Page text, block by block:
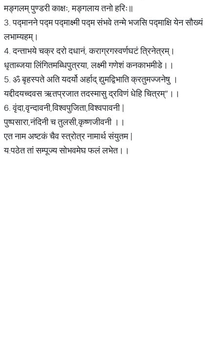
मङ्गलम् पुण्डरी काक्षः, मङ्गलाय तनो हरिः॥
3. पद्मानने पद्म पद्माक्ष्मी पद्म संभवे तन्मे भजसि पद्माक्षि येन सौख्यं
लभाम्यहम्।
4. दन्ताभये चक्र दरो दधानं, कराग्रगस्वर्णघटं त्रिनेत्रम्।
धृताब्जया लिंगितमब्धिपुत्रया, लक्ष्मी गणेशं कनकाभमीडे।।
5. ॐ बृहस्पते अति यदर्यो अर्हाद् द्युमद्विभाति क्रतुमज्जनेषु ।
यद्दीदयच्दवस ऋतप्रजात तदस्मासु द्रविणं धेहि चित्रम्”।।
6. वृंदा,वृन्दावनी,विश्वपुजिता,विश्वपावनी |
पुष्पसारा,नंदिनी च तुलसी,कृष्णजीवनी ।।
एत नाम अष्टकं चैव स्त्रोत्र नामार्थ संयुतम |
य:पठेत तां सम्पूज्य सोभवमेघ फलं लभेत।।